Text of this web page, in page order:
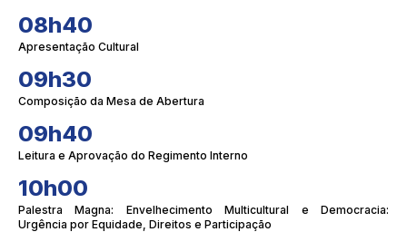
08h40
Apresentação Cultural
09h30
Composição da Mesa de Abertura
09h40
Leitura e Aprovação do Regimento Interno
10h00
Palestra Magna: Envelhecimento Multicultural e Democracia:
Urgência por Equidade, Direitos e Participação